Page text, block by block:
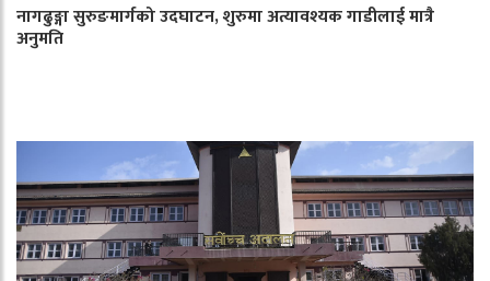
नागढुङ्गा सुरुङमार्गको उदघाटन, शुरुमा अत्यावश्यक गाडीलाई मात्रै
अनुमति